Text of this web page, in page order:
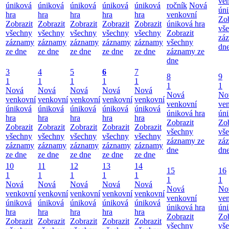
úniková
hra
Zobrazit
všechny
záznamy
ze dne
úniková
hra
Zobrazit
všechny
záznamy
ze dne
úniková
hra
Zobrazit
všechny
záznamy
ze dne
úniková
hra
Zobrazit
všechny
záznamy
ze dne
úniková
hra
Zobrazit
všechny
záznamy
ze dne
ročník Nová
venkovní
úniková hra
Zobrazit
všechny
záznamy ze
dne
3
1
Nová
venkovní
úniková
hra
Zobrazit
všechny
záznamy
ze dne
4
1
Nová
venkovní
úniková
hra
Zobrazit
všechny
záznamy
ze dne
5
1
Nová
venkovní
úniková
hra
Zobrazit
všechny
záznamy
ze dne
6
1
Nová
venkovní
úniková
hra
Zobrazit
všechny
záznamy
ze dne
7
1
Nová
venkovní
úniková
hra
Zobrazit
všechny
záznamy
ze dne
8
1
Nová
venkovní
úniková hra
Zobrazit
všechny
záznamy ze
dne
9
1
10
1
Nová
venkovní
úniková
hra
Zobrazit
11
1
Nová
venkovní
úniková
hra
Zobrazit
12
1
Nová
venkovní
úniková
hra
Zobrazit
13
1
Nová
venkovní
úniková
hra
Zobrazit
14
1
Nová
venkovní
úniková
hra
Zobrazit
15
1
Nová
venkovní
úniková hra
Zobrazit
všechny
16
1